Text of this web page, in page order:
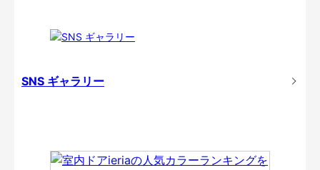
SNS ギャラリー